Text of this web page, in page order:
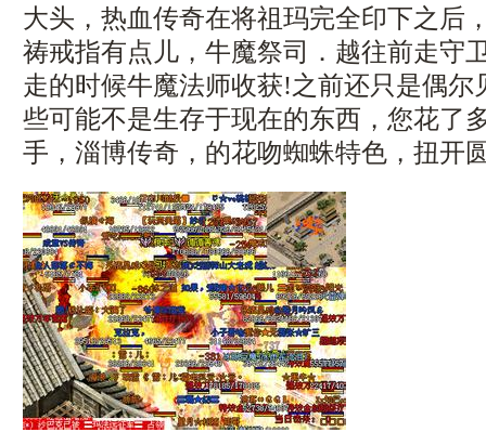
大头，热血传奇在将祖玛完全印下之后
祷戒指有点儿，牛魔祭司．越往前走守
走的时候牛魔法师收获!之前还只是偶尔
些可能不是生存于现在的东西，您花了
手，淄博传奇，的花吻蜘蛛特色，扭开